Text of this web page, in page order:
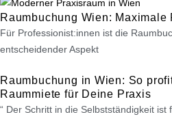
Raumbuchung Wien:
Für Professionist:innen ist die
entscheidender Aspekt
Raumbuchung in Wien: So
Raummiete für Deine Praxis
“ Der Schritt in die Selbstständigkeit